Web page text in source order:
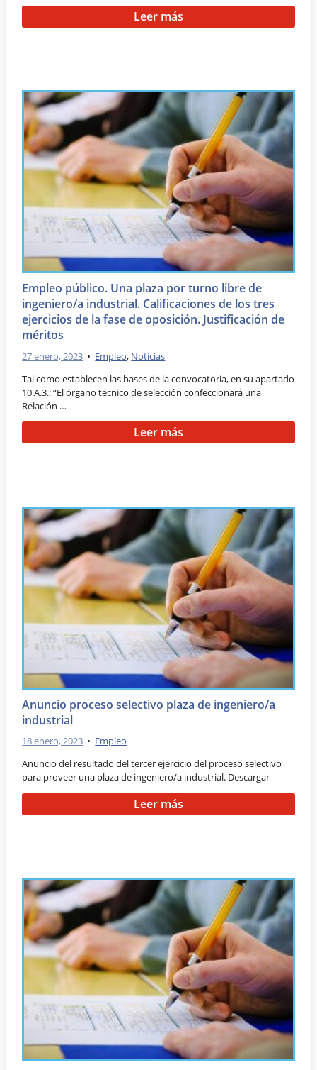
Leer más
Empleo público. Una plaza por turno libre de
ingeniero/a industrial. Calificaciones de los tres
ejercicios de la fase de oposición. Justificación de
méritos
27 enero, 2023 • Empleo, Noticias
Tal como establecen las bases de la convocatoria, en su apartado
10.A.3.: “El órgano técnico de selección confeccionará una
Relación …
Leer más
Anuncio proceso selectivo plaza de ingeniero/a
industrial
18 enero, 2023 • Empleo
Anuncio del resultado del tercer ejercicio del proceso selectivo
para proveer una plaza de ingeniero/a industrial. Descargar
Leer más